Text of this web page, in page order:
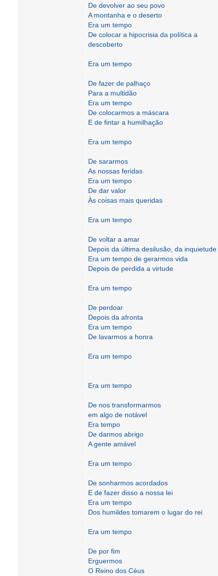
De devolver ao seu povo
A montanha e o deserto
Era um tempo
De colocar a hipocrisia da política a
descoberto
Era um tempo
De fazer de palhaço
Para a multidão
Era um tempo
De colocarmos a máscara
E de fintar a humilhação
Era um tempo
De sararmos
As nossas feridas
Era um tempo
De dar valor
Às coisas mais queridas
Era um tempo
De voltar a amar
Depois da última desilusão, da inquietude
Era um tempo de gerarmos vida
Depois de perdida a virtude
Era um tempo
De perdoar
Depois da afronta
Era um tempo
De lavarmos a honra
Era um tempo
Era um tempo
De nos transformarmos
em algo de notável
Era tempo
De darmos abrigo
A gente amável
Era um tempo
De sonharmos acordados
E de fazer disso a nossa lei
Era um tempo
Dos humildes tomarem o lugar do rei
Era um tempo
De por fim
Erguermos
O Reino dos Céus